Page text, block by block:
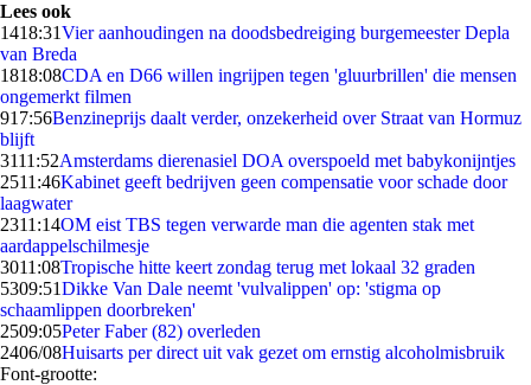
Lees ook
1418:31Vier aanhoudingen na doodsbedreiging burgemeester Depla
van Breda
1818:08CDA en D66 willen ingrijpen tegen 'gluurbrillen' die mensen
ongemerkt filmen
917:56Benzineprijs daalt verder, onzekerheid over Straat van Hormuz
blijft
3111:52Amsterdams dierenasiel DOA overspoeld met babykonijntjes
2511:46Kabinet geeft bedrijven geen compensatie voor schade door
laagwater
2311:14OM eist TBS tegen verwarde man die agenten stak met
aardappelschilmesje
3011:08Tropische hitte keert zondag terug met lokaal 32 graden
5309:51Dikke Van Dale neemt 'vulvalippen' op: 'stigma op
schaamlippen doorbreken'
2509:05Peter Faber (82) overleden
2406/08Huisarts per direct uit vak gezet om ernstig alcoholmisbruik
Font-grootte: